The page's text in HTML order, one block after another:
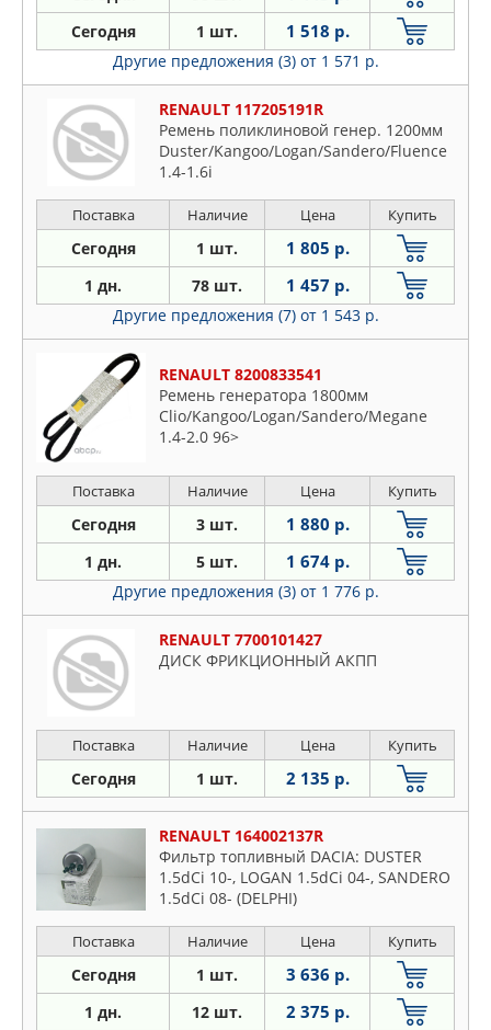
Сегодня 1 шт. 1 518 р.
Другие предложения (3) от 1 571 р.
RENAULT 117205191R
Ремень поликлиновой генер. 1200мм
Duster/Kangoo/Logan/Sandero/Fluence
1.4-1.6i
Поставка Наличие Цена Купить
Сегодня 1 шт. 1 805 р.
1 дн. 78 шт. 1 457 р.
Другие предложения (7) от 1 543 р.
RENAULT 8200833541
Ремень генератора 1800мм
Clio/Kangoo/Logan/Sandero/Megane
1.4-2.0 96>
Поставка Наличие Цена Купить
Сегодня 3 шт. 1 880 р.
1 дн. 5 шт. 1 674 р.
Другие предложения (3) от 1 776 р.
RENAULT 7700101427
ДИСК ФРИКЦИОННЫЙ АКПП
Поставка Наличие Цена Купить
Сегодня 1 шт. 2 135 р.
RENAULT 164002137R
Фильтр топливный DACIA: DUSTER
1.5dCi 10-, LOGAN 1.5dCi 04-, SANDERO
1.5dCi 08- (DELPHI)
Поставка Наличие Цена Купить
Сегодня 1 шт. 3 636 р.
1 дн. 12 шт. 2 375 р.